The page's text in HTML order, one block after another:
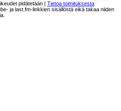
pidätetään | Tietoa toimituksesta
ja last.fm-linkkien sisällöstä eikä takaa niiden